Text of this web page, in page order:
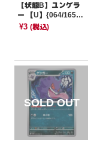
【状態B】ユンゲラ
ー 【U】{064/165}
[SV2a]
¥3 (税込)